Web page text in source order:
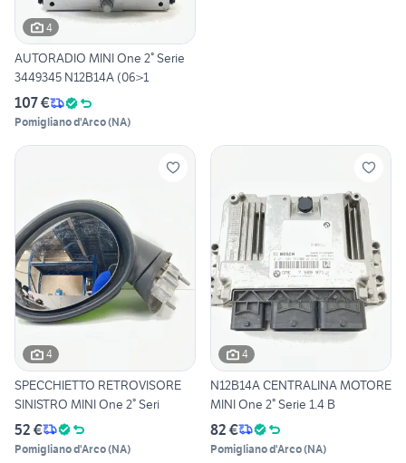
4
AUTORADIO MINI One 2° Serie
3449345 N12B14A (06>1
107 €
Pomigliano d'Arco(NA)
4
SPECCHIETTO RETROVISORE
SINISTRO MINI One 2° Seri
52 €
Pomigliano d'Arco(NA)
4
N12B14A CENTRALINA MOTORE
MINI One 2° Serie 1.4 B
82 €
Pomigliano d'Arco(NA)